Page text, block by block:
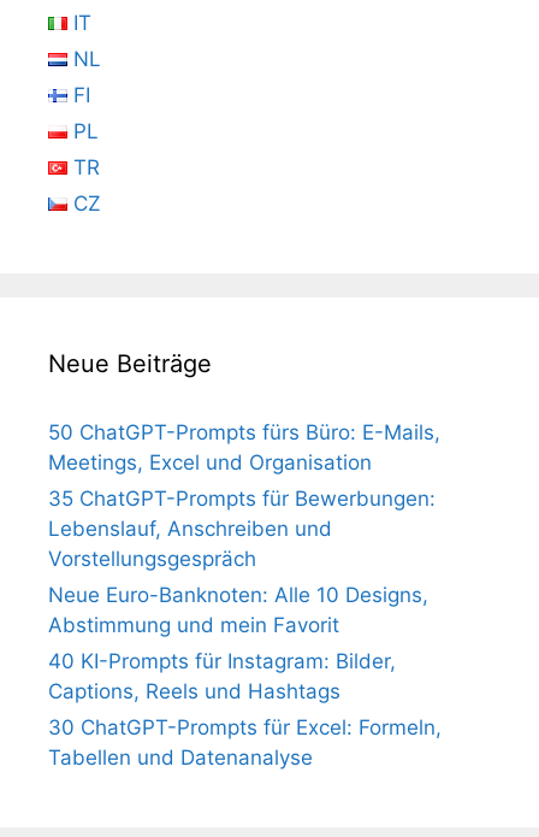
IT
NL
FI
PL
TR
CZ
Neue Beiträge
50 ChatGPT-Prompts fürs Büro: E-Mails,
Meetings, Excel und Organisation
35 ChatGPT-Prompts für Bewerbungen:
Lebenslauf, Anschreiben und
Vorstellungsgespräch
Neue Euro-Banknoten: Alle 10 Designs,
Abstimmung und mein Favorit
40 KI-Prompts für Instagram: Bilder,
Captions, Reels und Hashtags
30 ChatGPT-Prompts für Excel: Formeln,
Tabellen und Datenanalyse